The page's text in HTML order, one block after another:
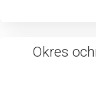
Okres